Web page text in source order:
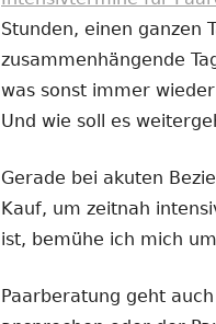
Stunden, einen ganzen
zusammenhängende
was sonst immer
Und wie soll es
Gerade bei akuten
Kauf, um zeitnah
ist, bemühe ich mich
Paarberatung geht